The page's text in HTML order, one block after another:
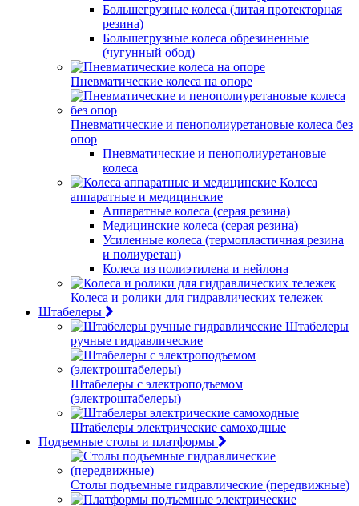
Большегрузные колеса (литая протекторная
резина)
Большегрузные колеса обрезиненные
(чугунный обод)
Пневматические колеса на опоре
Пневматические и пенополиуретановые колеса без
опор
Пневматические и пенополиуретановые
колеса
Колеса
аппаратные и медицинские
Аппаратные колеса (серая резина)
Медицинские колеса (серая резина)
Усиленные колеса (термопластичная резина
и полиуретан)
Колеса из полиэтилена и нейлона
Колеса и ролики для гидравлических тележек
Штабелеры
Штабелеры
ручные гидравлические
Штабелеры с электроподъемом
(электроштабелеры)
Штабелеры электрические самоходные
Подъемные столы и платформы
Столы подъемные гидравлические (передвижные)